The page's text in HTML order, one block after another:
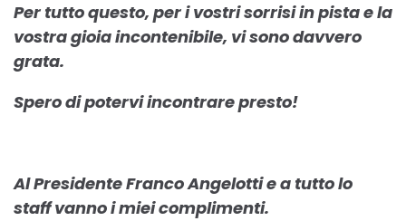
Per tutto questo, per i vostri sorrisi in pista e la
vostra gioia incontenibile, vi sono davvero
grata.
Spero di potervi incontrare presto!
Al Presidente Franco Angelotti e a tutto lo
staff vanno i miei complimenti.